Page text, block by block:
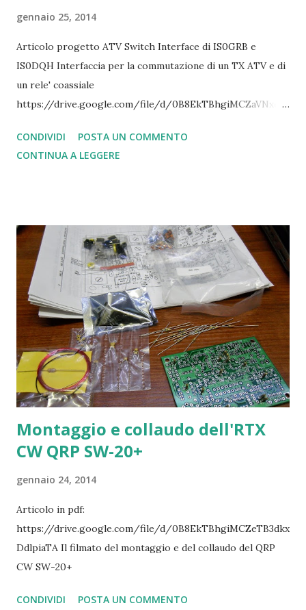
gennaio 25, 2014
Articolo progetto ATV Switch Interface di IS0GRB e
IS0DQH Interfaccia per la commutazione di un TX ATV e di
un rele' coassiale
https://drive.google.com/file/d/0B8EkTBhgiMCZaVNxeU
https://drive.google.com/file/d/0B8EkTBhgiMCZWnFRV
md0NkoyVzA Modifica v.1.0 ATV Switch Interface
CONDIVIDI
POSTA UN COMMENTO
CONTINUA A LEGGERE
Montaggio e collaudo dell'RTX
CW QRP SW-20+
gennaio 24, 2014
Articolo in pdf:
https://drive.google.com/file/d/0B8EkTBhgiMCZeTB3dkx
DdlpiaTA Il filmato del montaggio e del collaudo del QRP
CW SW-20+
CONDIVIDI
POSTA UN COMMENTO